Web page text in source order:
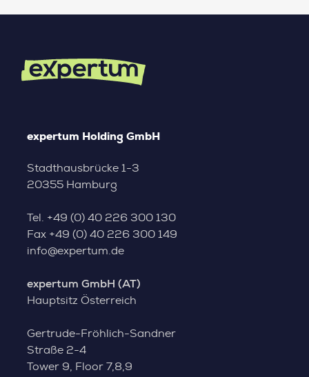
expertum Holding GmbH
Stadthausbrücke 1-3
20355 Hamburg
Tel. +49 (0) 40 226 300 130
Fax +49 (0) 40 226 300 149
info@expertum.de
expertum GmbH (AT)
Hauptsitz Österreich
Gertrude-Fröhlich-Sandner
Straße 2-4
Tower 9, Floor 7,8,9